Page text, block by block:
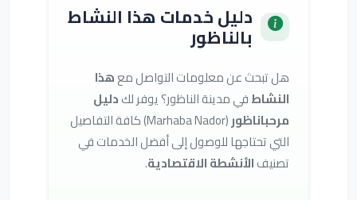
دليل خدمات هذا النشاط
بالناظور
هل تبحث عن معلومات التواصل معهذا
النشاطفي مدينة الناظور؟ يوفر لكدليل
مرحباناظور
(Marhaba Nador) كافة التفاصيل
التي تحتاجها للوصول إلى أفضل الخدمات في
تصنيفالأنشطة الاقتصادية.